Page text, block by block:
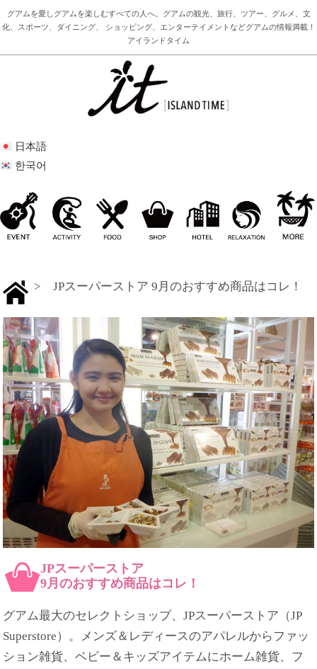
グアムを愛しグアムを楽しむすべての人へ。グアムの観光、旅行、ツアー、グルメ、文
化、スポーツ、ダイニング、 ショッピング、エンターテイメントなどグアムの情報満載！
アイランドタイム
日本語
한국어
> JPスーパーストア 9月のおすすめ商品はコレ！
JPスーパーストア
9月のおすすめ商品はコレ！
グアム最大のセレクトショップ、JPスーパーストア（JP
Superstore）。メンズ＆レディースのアパレルからファッ
ション雑貨、ベビー＆キッズアイテムにホーム雑貨、フ